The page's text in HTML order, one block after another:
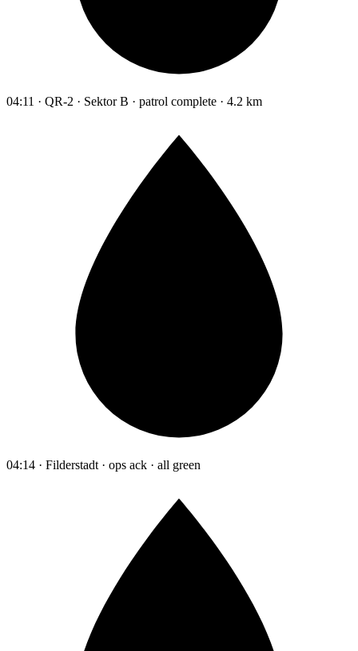
04:11 · QR-2 · Sektor B · patrol complete · 4.2 km
04:14 · Filderstadt · ops ack · all green